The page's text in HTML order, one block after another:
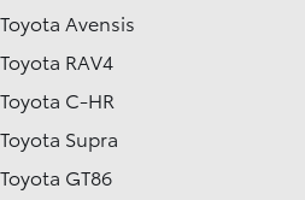
Toyota Avensis
Toyota RAV4
Toyota C-HR
Toyota Supra
Toyota GT86